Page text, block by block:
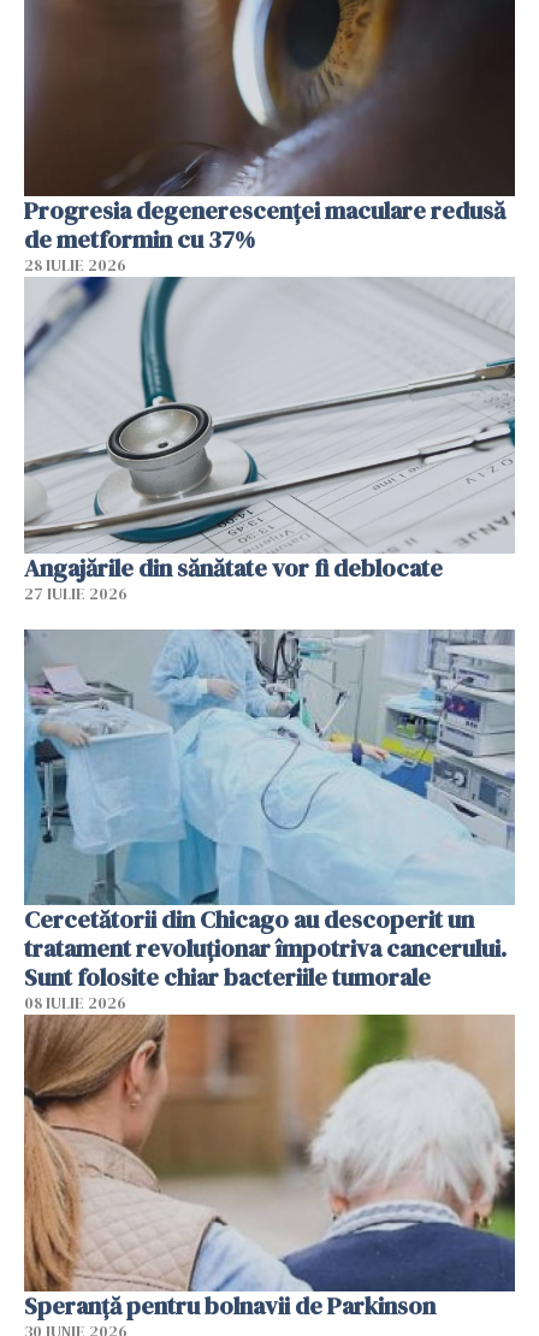
Progresia degenerescenței maculare redusă
de metformin cu 37%
28 IULIE 2026
Angajările din sănătate vor fi deblocate
27 IULIE 2026
Cercetătorii din Chicago au descoperit un
tratament revoluționar împotriva cancerului.
Sunt folosite chiar bacteriile tumorale
08 IULIE 2026
Speranță pentru bolnavii de Parkinson
30 IUNIE 2026